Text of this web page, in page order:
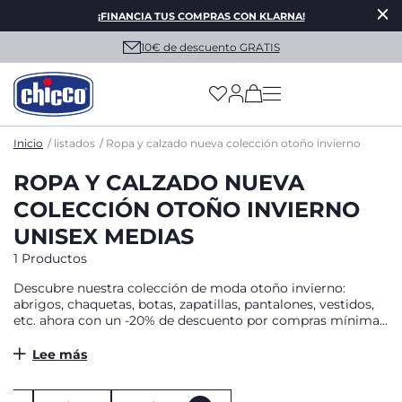
¡FINANCIA TUS COMPRAS CON KLARNA!
10€ de descuento GRATIS
(has more options
Inicio listados Ropa y calzado nueva colección otoño invierno
ROPA Y CALZADO NUEVA
COLECCIÓN OTOÑO INVIERNO
UNISEX MEDIAS
1 Productos
Descubre nuestra colección de moda otoño invierno:
abrigos, chaquetas, botas, zapatillas, pantalones, vestidos,
etc. ahora con un -20% de descuento por compras mínimas
900000035) y chicco.es hasta el 01/01/2024. Limitado al
Lee más